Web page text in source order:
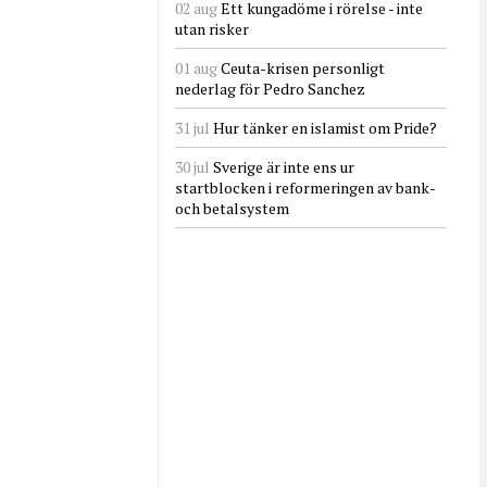
02 augEtt kungadöme i rörelse - inte
utan risker
01 augCeuta-krisen personligt
nederlag för Pedro Sanchez
31 jul Hur tänker en islamist om Pride?
30 jul Sverige är inte ens ur
startblocken i reformeringen av bank-
och betalsystem